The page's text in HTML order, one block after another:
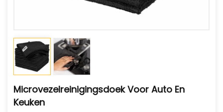
Microvezelreinigingsdoek Voor Auto En
Keuken